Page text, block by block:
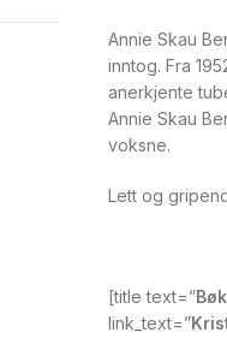
Annie Skau
inntog. Fra
anerkjente
Annie Skau
voksne.
Lett og
[title text=”
link_text=”